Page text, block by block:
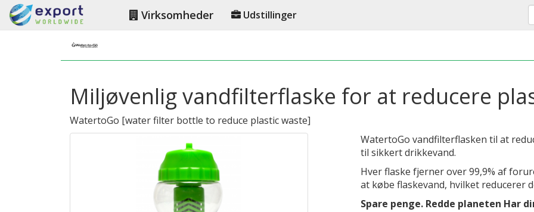
Virksomheder Udstillinger
Miljøvenlig vandfilterflaske for at reducere
WatertoGo [water filter bottle to reduce plastic waste]
WatertoGo vandfilterflasken til at
til sikkert drikkevand.
Hver flaske fjerner over 99,9% af
at købe flaskevand, hvilket reducerer
Spare penge. Redde planeten Har